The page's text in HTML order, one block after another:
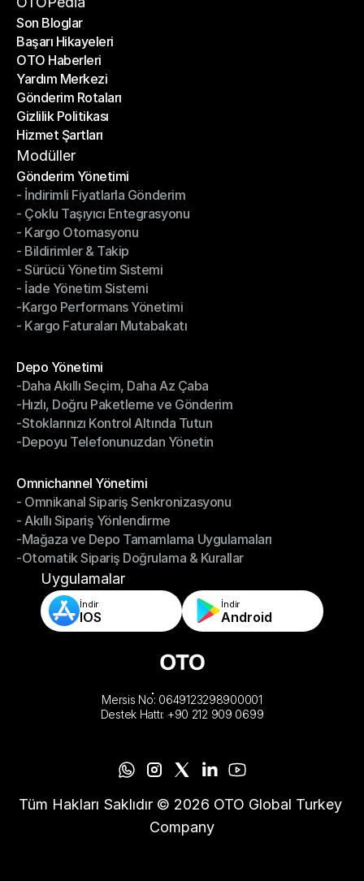
Son Bloglar
Son Bloglar
Başarı Hikayeleri
Başarı Hikayeleri
OTO Haberleri
OTO Haberleri
Yardım Merkezi
Yardım Merkezi
Gönderim Rotaları
Gönderim Rotaları
Gizlilik Politikası
Gizlilik Politikası
Hizmet Şartları
Hizmet Şartları
Modüller
Gönderim Yönetimi
Gönderim Yönetimi
- İndirimli Fiyatlarla Gönderim
- İndirimli Fiyatlarla Gönderim
- Çoklu Taşıyıcı Entegrasyonu
- Çoklu Taşıyıcı Entegrasyonu
- Kargo Otomasyonu
- Kargo Otomasyonu
- Bildirimler & Takip
- Bildirimler & Takip
- Sürücü Yönetim Sistemi
- Sürücü Yönetim Sistemi
- İade Yönetim Sistemi
- İade Yönetim Sistemi
-Kargo Performans Yönetimi
-Kargo Performans Yönetimi
- Kargo Faturaları Mutabakatı
Depo Yönetimi
Depo Yönetimi
-Daha Akıllı Seçim, Daha Az Çaba
-Daha Akıllı Seçim, Daha Az Çaba
-Hızlı, Doğru Paketleme ve Gönderim
-Hızlı, Doğru Paketleme ve Gönderim
-Stoklarınızı Kontrol Altında Tutun
-Stoklarınızı Kontrol Altında Tutun
-Depoyu Telefonunuzdan Yönetin
Omnichannel Yönetimi
Omnichannel Yönetimi
- Omnikanal Sipariş Senkronizasyonu
- Omnikanal Sipariş Senkronizasyonu
- Akıllı Sipariş Yönlendirme
- Akıllı Sipariş Yönlendirme
-Mağaza ve Depo Tamamlama Uygulamaları
-Mağaza ve Depo Tamamlama Uygulamaları
-Otomatik Sipariş Doğrulama & Kurallar
-Otomatik Sipariş Doğrulama & Kurallar
Uygulamalar
İndir
IOS
İndir
Android
Mersis No: 0649123298900001
Destek Hattı: +90 212 909 0699
Tüm Hakları Saklıdır © 2026 OTO Global Turkey
Company